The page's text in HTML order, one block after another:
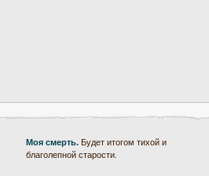
Моя смерть. Будет итогом тихой и
благолепной старости.